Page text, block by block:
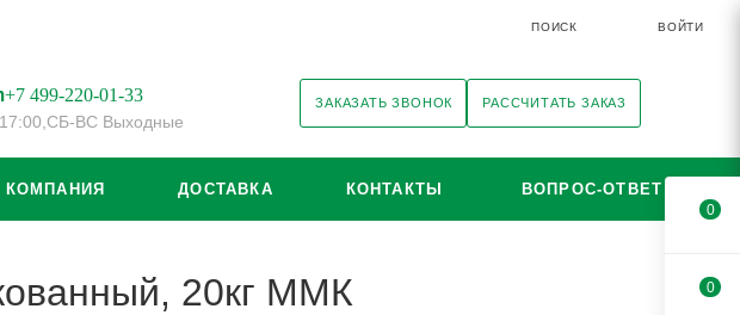
ПОИСК ВОЙТИ
+7 499-220-01-33
СБ-ВС Выходные
ЗАКАЗАТЬ ЗВОНОК РАССЧИТАТЬ ЗАКАЗ
КОМПАНИЯ ДОСТАВКА КОНТАКТЫ ВОПРОС-ОТВЕТ
20кг ММК
0
0